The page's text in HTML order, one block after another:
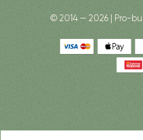
© 2014 — 2026 | Pro-